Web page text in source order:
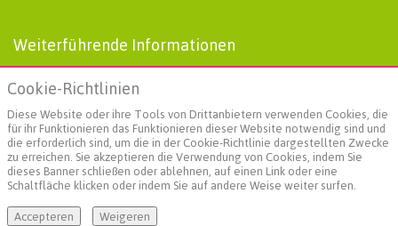
Weiterführende Informationen
AGBs
Datenschutz
Landgard
Social Media
Cookie-Richtlinien
Diese Website oder ihre Tools von Drittanbietern verwenden Cookies, die
für ihr Funktionieren das Funktionieren dieser Website notwendig sind und
die erforderlich sind, um die in der Cookie-Richtlinie dargestellten Zwecke
zu erreichen. Sie akzeptieren die Verwendung von Cookies, indem Sie
dieses Banner schließen oder ablehnen, auf einen Link oder eine
Schaltfläche klicken oder indem Sie auf andere Weise weiter surfen.
Accepteren Weigeren